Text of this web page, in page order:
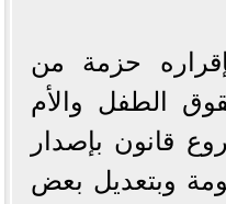
حزمة من
الطفل والأم
قانون بإصدار
وبتعديل بعض